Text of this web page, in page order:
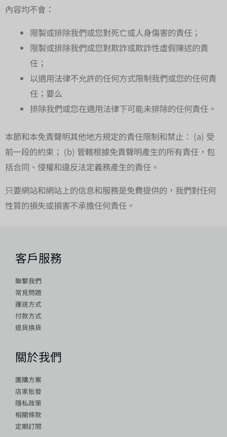
內容均不會：
限製或排除我們或您對死亡或人身傷害的責任；
限製或排除我們或您對欺詐或欺詐性虛假陳述的責
任；
以適用法律不允許的任何方式限制我們或您的任何責
任；要么
排除我們或您在適用法律下可能未排除的任何責任。
本節和本免責聲明其他地方規定的責任限制和禁止： (a) 受
前一段的約束； (b) 管轄根據免責聲明產生的所有責任，包
括合同、侵權和違反法定義務產生的責任。
只要網站和網站上的信息和服務是免費提供的，我們對任何
性質的損失或損害不承擔任何責任。
客戶服務
聯繫我們
常見問題
運送方式
付款方式
退貨換貨
關於我們
團購方案
店家批發
隱私政策
相關條款
定期訂閱